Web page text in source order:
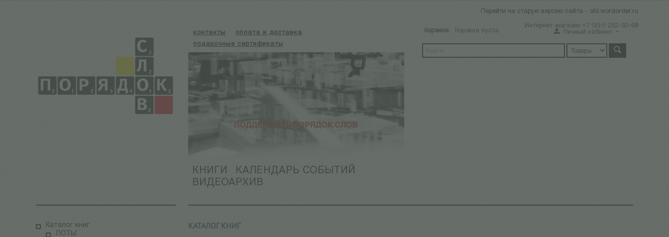
Перейти на старую версию сайта - old.wordorder.ru
Интернет-магазин +7 (931) 252-92-60
контакты
оплата и доставка
подарочные сертификаты
КНИГИ
КАЛЕНДАРЬ СОБЫТИЙ
ВИДЕОАРХИВ
Корзина: Корзина пуста Личный кабинет
Каталог книг
ЛОТЫ
КАТАЛОГ КНИГ